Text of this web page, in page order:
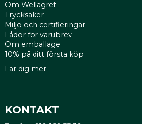
Om Wellagret
Trycksaker
Miljö och certifieringar
Lådor för varubrev
Om emballage
10% på ditt första köp
Lär dig mer
KONTAKT